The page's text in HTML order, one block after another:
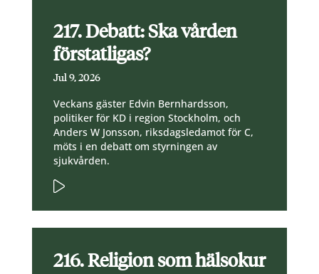
217. Debatt: Ska vården
förstatligas?
Jul 9, 2026
Veckans gäster Edvin Bernhardsson,
politiker för KD i region Stockholm, och
Anders W Jonsson, riksdagsledamot för C,
möts i en debatt om styrningen av
sjukvården.
216. Religion som hälsokur